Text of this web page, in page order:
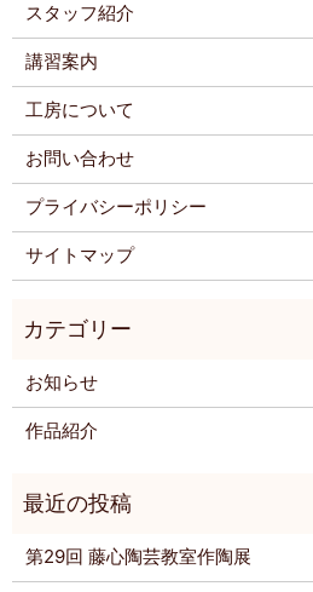
スタッフ紹介
講習案内
工房について
お問い合わせ
プライバシーポリシー
サイトマップ
お知らせ
作品紹介
第29回 藤心陶芸教室作陶展